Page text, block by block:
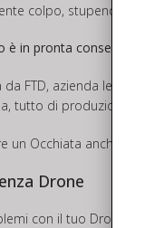
colpo, stupendo la
è in pronta consegna
da FTD, azienda leader
tutto di produzione
un Occhiata anche al
Drone
con il tuo Drone o